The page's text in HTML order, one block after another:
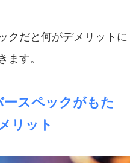
クだと何がデメリットに
ます。
スペックがもた
リット